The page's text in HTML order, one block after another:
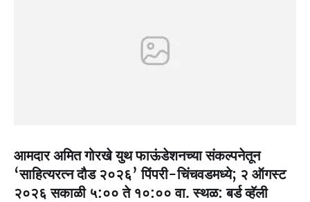
आमदार अमित गोरखे युथ फाऊंडेशनच्या संकल्पनेतून
‘साहित्यरत्न दौड २०२६’ पिंपरी-चिंचवडमध्ये; २ ऑगस्ट
२०२६ सकाळी ५:०० ते १०:०० वा. स्थळ: बर्ड व्हॅली